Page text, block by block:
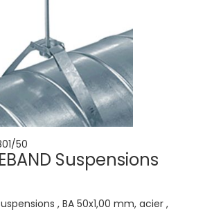
50
Suspensions
, BA 50x1,00 mm, acier ,